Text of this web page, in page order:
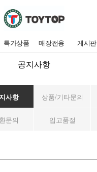
특가상품 매장전용 게시판
공지사항
사항 상품/기타문의
문의 입고품절